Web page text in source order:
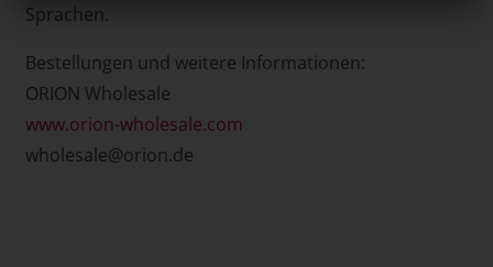
Sprachen.
Bestellungen und weitere Informationen:
ORION Wholesale
www.orion-wholesale.com
wholesale@orion.de